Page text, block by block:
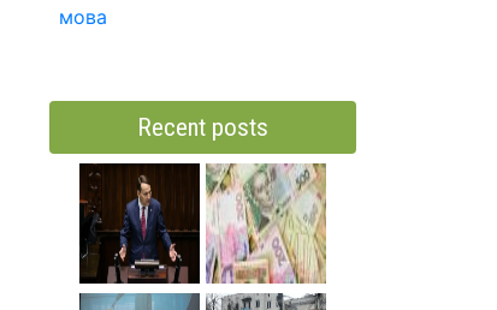
мова
Recent posts